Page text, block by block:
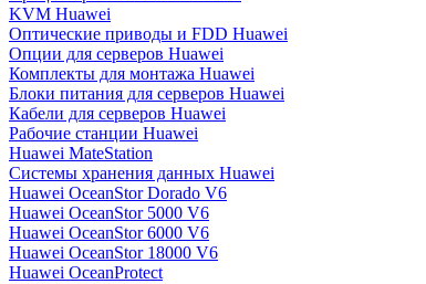
KVM Huawei
Оптические приводы и FDD Huawei
Опции для серверов Huawei
Комплекты для монтажа Huawei
Блоки питания для серверов Huawei
Кабели для серверов Huawei
Рабочие станции Huawei
Huawei MateStation
Системы хранения данных Huawei
Huawei OceanStor Dorado V6
Huawei OceanStor 5000 V6
Huawei OceanStor 6000 V6
Huawei OceanStor 18000 V6
Huawei OceanProtect